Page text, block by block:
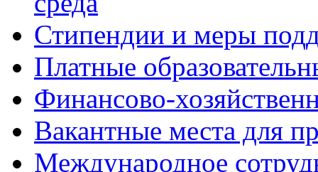
Стипендии и меры
Платные
Финансово-
Вакантные места для
Международное